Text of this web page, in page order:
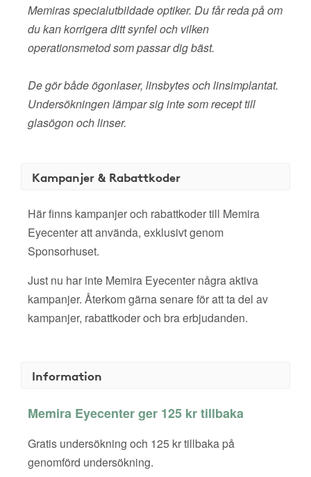
Memiras specialutbildade optiker. Du får reda på om
du kan korrigera ditt synfel och vilken
operationsmetod som passar dig bäst.
De gör både ögonlaser, linsbytes och linsimplantat.
Undersökningen lämpar sig inte som recept till
glasögon och linser.
Kampanjer & Rabattkoder
Här finns kampanjer och rabattkoder till Memira
Eyecenter att använda, exklusivt genom
Sponsorhuset.
Just nu har inte Memira Eyecenter några aktiva
kampanjer. Återkom gärna senare för att ta del av
kampanjer, rabattkoder och bra erbjudanden.
Information
Memira Eyecenter ger 125 kr tillbaka
Gratis undersökning och 125 kr tillbaka på
genomförd undersökning.